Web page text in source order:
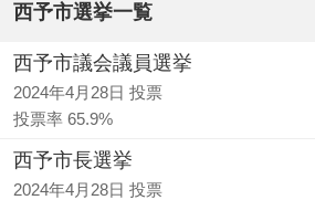
西予市選挙一覧
西予市議会議員選挙
2024年4月28日 投票
投票率 65.9%
西予市長選挙
2024年4月28日 投票